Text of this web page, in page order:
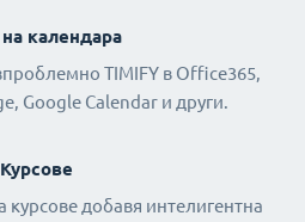
календара
TIMIFY в Office365,
Google Calendar и други.
курсове добавя интелигентна